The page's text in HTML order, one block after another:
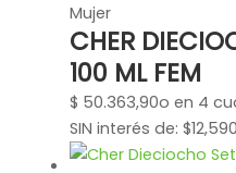
Mujer
CHER
100 ML FEM
$ 50.363,90o en 4
SIN interés de: